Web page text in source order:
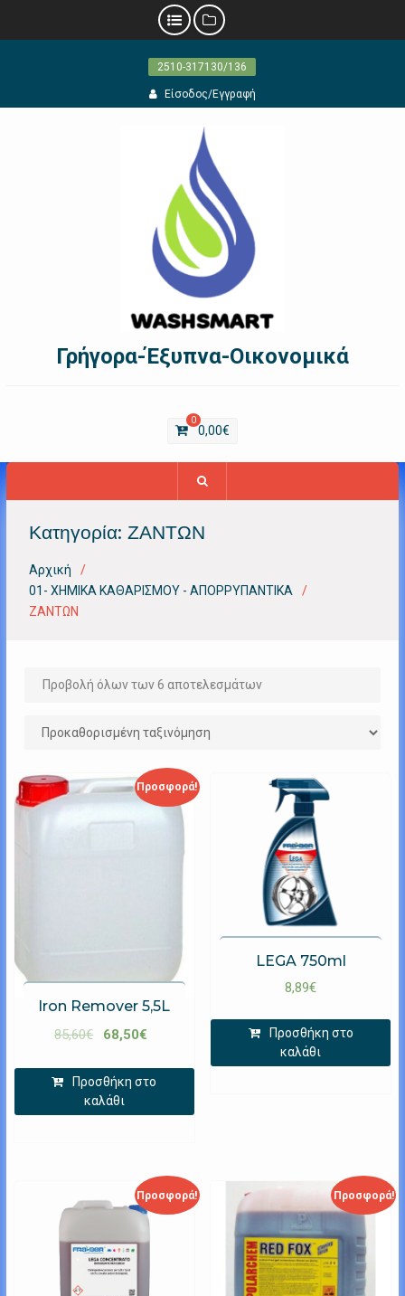
2510-317130/136
Είσοδος/Εγγραφή
Γρήγορα-Έξυπνα-Οικονομικά
0
0,00€
Κατηγορία: ΖΑΝΤΩΝ
Αρχική
01- ΧΗΜΙΚΑ ΚΑΘΑΡΙΣΜΟΥ - ΑΠΟΡΡΥΠΑΝΤΙΚΑ
ΖΑΝΤΩΝ
Προβολή όλων των 6 αποτελεσμάτων
Προσφορά!
Iron Remover 5,5L
85,60€ 68,50€
Προσθήκη στο
καλάθι
LEGA 750ml
8,89€
Προσθήκη στο
καλάθι
Προσφορά! Προσφορά!